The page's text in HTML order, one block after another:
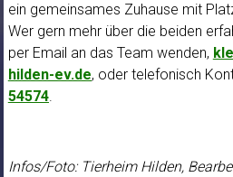
ein gemeinsames Zuhause mit
Wer gern mehr über die beiden
per Email an das Team wenden,
hilden-ev.de, oder telefonisch
54574.
Infos/Foto: Tierheim Hilden,